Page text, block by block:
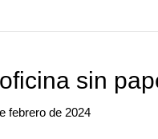
sin
febrero de 2024